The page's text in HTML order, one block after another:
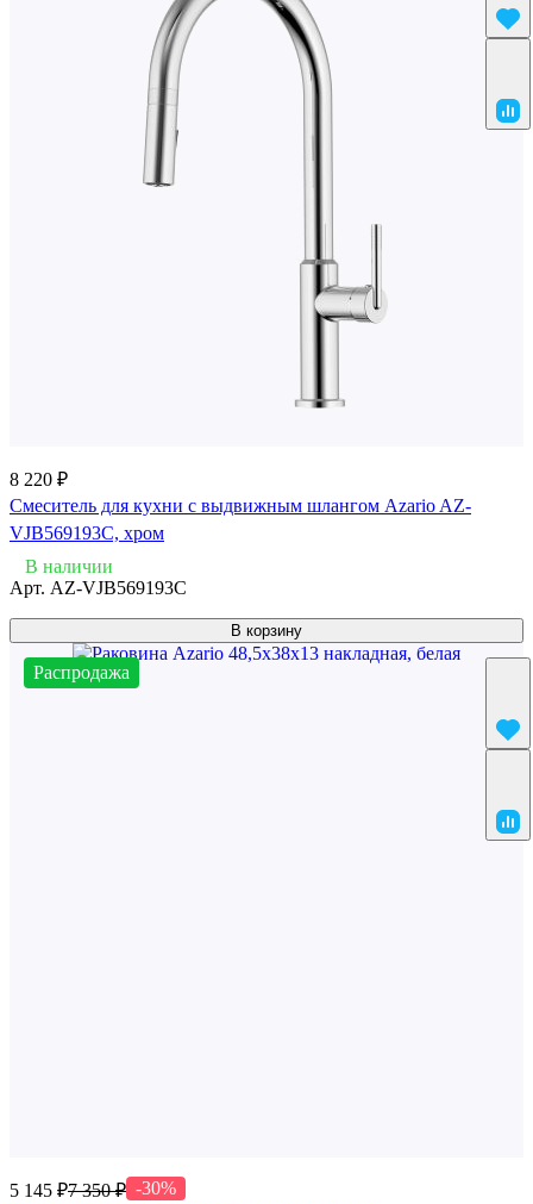
8 220 ₽
Смеситель для кухни с выдвижным шлангом Azario AZ-
VJB569193C, хром
В наличии
Арт. AZ-VJB569193C
В корзину
Распродажа
5 145 ₽7 350 ₽ -30%